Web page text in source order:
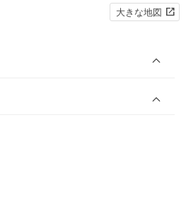
大きな地図